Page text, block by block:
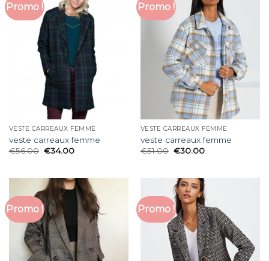
Promo !
VESTE CARREAUX FEMME
veste carreaux femme
€56.00 €34.00
Promo !
VESTE CARREAUX FEMME
veste carreaux femme
€51.00 €30.00
Promo ! Promo !